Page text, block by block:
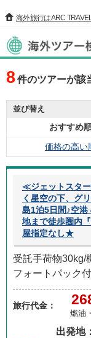
海外旅行はARC
海外ツアー検
8件のツアーが該
並び替え
おすすめ
価格の高い
≪ジェットスタ
く星空の下、グ
島1泊5日間♪空
地まで徒歩圏内
屋指定なし★
受託手荷物30kg/
フォートパック付
旅行代金：
燃油
出発地：